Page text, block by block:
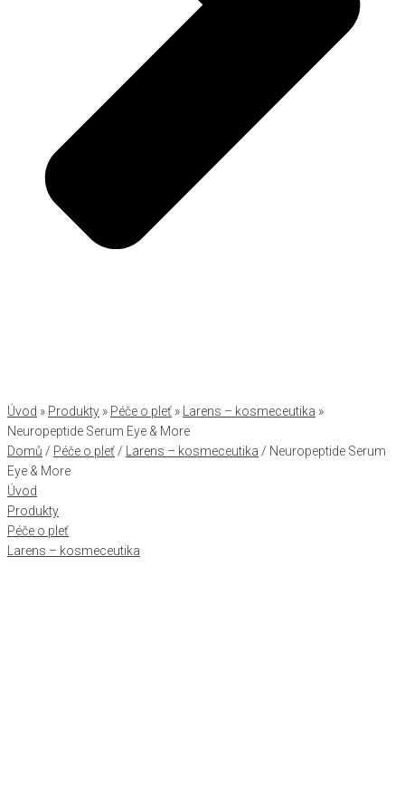
Úvod » Produkty » Péče o pleť » Larens – kosmeceutika »
Neuropeptide Serum Eye & More
Domů / Péče o pleť / Larens – kosmeceutika / Neuropeptide Serum
Eye & More
Úvod
Produkty
Péče o pleť
Larens – kosmeceutika